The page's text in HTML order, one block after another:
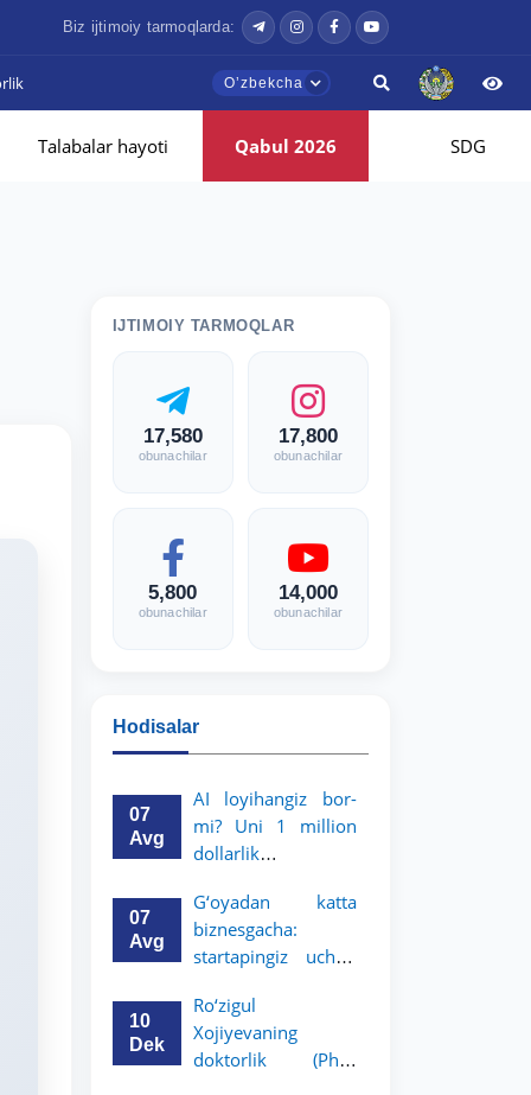
Biz ijtimoiy tarmoqlarda:
Oʼzbekcha
Talabalar hayoti Qabul 2026 SDG
IJTIMOIY TARMOQLAR
17,580
obunachilar
17,800
obunachilar
5,800
obunachilar
14,000
obunachilar
Hodisalar
07
Avg
AI loyihangiz bor-
mi? Uni 1 million
dollarlik
aylantiring!
07
Avg
G‘oyadan katta
biznesgacha:
startapingiz uchun
imkoniyat!
10
Dek
Ro‘zigul
Xojiyevaning
doktorlik (PhD)